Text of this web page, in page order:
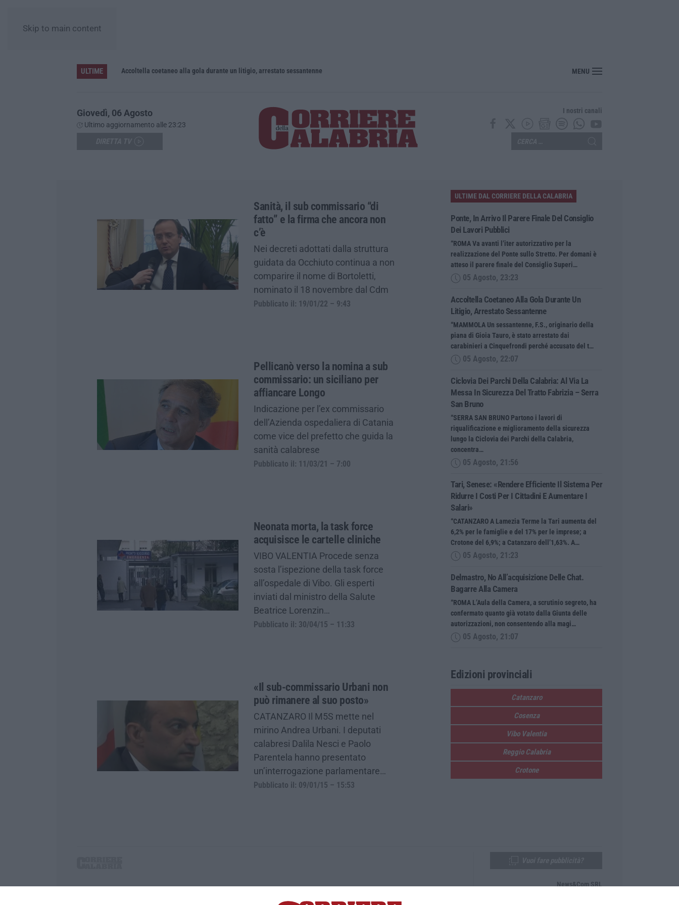
Skip to main content
ULTIME Accoltella coetaneo alla gola durante un litigio, arrestato sessantenne MENU
Giovedì, 06 Agosto
Ultimo aggiornamento alle 23:23
I nostri canali
Sanità, il sub commissario “di
fatto” e la firma che ancora non
c’è
Nei decreti adottati dalla struttura
guidata da Occhiuto continua a non
comparire il nome di Bortoletti,
nominato il 18 novembre dal Cdm
Pubblicato il: 19/01/22 – 9:43
Pellicanò verso la nomina a sub
commissario: un siciliano per
affiancare Longo
Indicazione per l’ex commissario
dell’Azienda ospedaliera di Catania
come vice del prefetto che guida la
sanità calabrese
Pubblicato il: 11/03/21 – 7:00
Neonata morta, la task force
acquisisce le cartelle cliniche
VIBO VALENTIA Procede senza
sosta l’ispezione della task force
all’ospedale di Vibo. Gli esperti
inviati dal ministro della Salute
Beatrice Lorenzin…
Pubblicato il: 30/04/15 – 11:33
«Il sub-commissario Urbani non
può rimanere al suo posto»
CATANZARO Il M5S mette nel
mirino Andrea Urbani. I deputati
calabresi Dalila Nesci e Paolo
Parentela hanno presentato
un’interrogazione parlamentare…
Pubblicato il: 09/01/15 – 15:53
ULTIME DAL CORRIERE DELLA CALABRIA
Ponte, In Arrivo Il Parere Finale Del Consiglio
Dei Lavori Pubblici
“ROMA Va avanti l’iter autorizzativo per la
realizzazione del Ponte sullo Stretto. Per domani è
atteso il parere finale del Consiglio Superi…
05 Agosto, 23:23
Accoltella Coetaneo Alla Gola Durante Un
Litigio, Arrestato Sessantenne
“MAMMOLA Un sessantenne, F.S., originario della
piana di Gioia Tauro, è stato arrestato dai
carabinieri a Cinquefrondi perché accusato del t…
05 Agosto, 22:07
Ciclovia Dei Parchi Della Calabria: Al Via La
Messa In Sicurezza Del Tratto Fabrizia – Serra
San Bruno
“SERRA SAN BRUNO Partono i lavori di
riqualificazione e miglioramento della sicurezza
lungo la Ciclovia dei Parchi della Calabria,
concentra…
05 Agosto, 21:56
Tari, Senese: «Rendere Efficiente Il Sistema Per
Ridurre I Costi Per I Cittadini E Aumentare I
Salari»
“CATANZARO A Lamezia Terme la Tari aumenta del
6,2% per le famiglie e del 17% per le imprese; a
Crotone del 6,9%; a Catanzaro dell’1,63%. A…
05 Agosto, 21:23
Delmastro, No All’acquisizione Delle Chat.
Bagarre Alla Camera
“ROMA L’Aula della Camera, a scrutinio segreto, ha
confermato quanto già votato dalla Giunta delle
autorizzazioni, non consentendo alla magi…
05 Agosto, 21:07
Edizioni provinciali
Catanzaro
Cosenza
Vibo Valentia
Reggio Calabria
Crotone
News&Com SRL